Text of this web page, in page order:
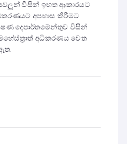
විසින් ඉහත ආකාරයට
අපහාස කිරීමට
දෙපාර්තමේන්තුව විසින්
අධිකරණය වෙත